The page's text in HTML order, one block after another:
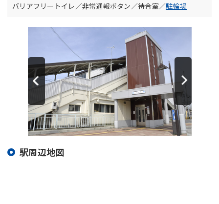
バリアフリートイレ／非常通報ボタン／待合室／駐輪場
駅周辺地図